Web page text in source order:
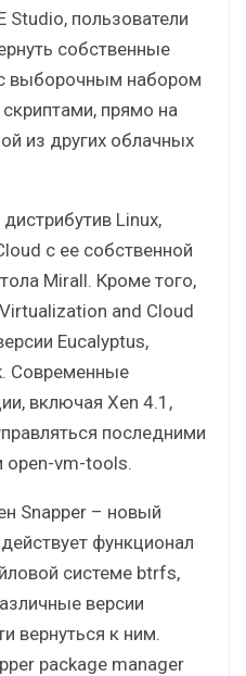
Studio, пользователи
собственные
выборочным набором
прямо на
из других облачных
Linux,
с ее собственной
Mirall. Кроме того,
and Cloud
Eucalyptus,
Современные
включая Xen 4.1,
последними
open-vm-tools.
Snapper – новый
функционал
системе btrfs,
версии
вернуться к ним.
package manager